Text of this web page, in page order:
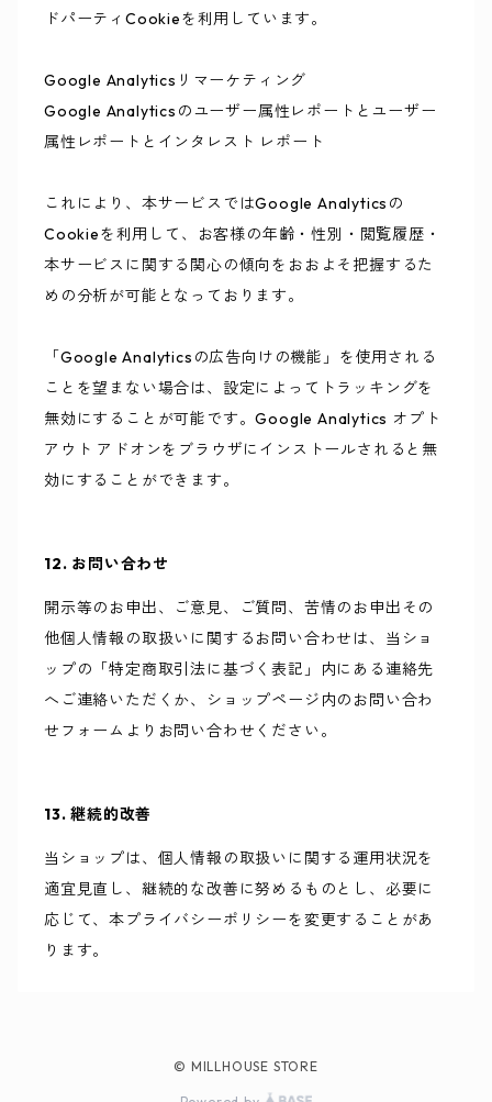
ドパーティCookieを利用しています。
Google Analyticsリマーケティング
Google Analyticsのユーザー属性レポートとユーザー
属性レポートとインタレスト レポート
これにより、本サービスではGoogle Analyticsの
Cookieを利用して、お客様の年齢・性別・閲覧履歴・
本サービスに関する関心の傾向をおおよそ把握するた
めの分析が可能となっております。
「Google Analyticsの広告向けの機能」を使用される
ことを望まない場合は、設定によってトラッキングを
無効にすることが可能です。Google Analytics オプト
アウト アドオンをブラウザにインストールされると無
効にすることができます。
12. お問い合わせ
開示等のお申出、ご意見、ご質問、苦情のお申出その
他個人情報の取扱いに関するお問い合わせは、当ショ
ップの「特定商取引法に基づく表記」内にある連絡先
へご連絡いただくか、ショップページ内のお問い合わ
せフォームよりお問い合わせください。
13. 継続的改善
当ショップは、個人情報の取扱いに関する運用状況を
適宜見直し、継続的な改善に努めるものとし、必要に
応じて、本プライバシーポリシーを変更することがあ
ります。
© MILLHOUSE STORE